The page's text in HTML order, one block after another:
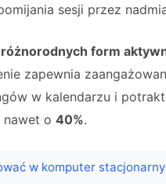
sesji przez
różnorodnych form
zapewnia
w kalendarzu i
nawet o 40%.
w komputer